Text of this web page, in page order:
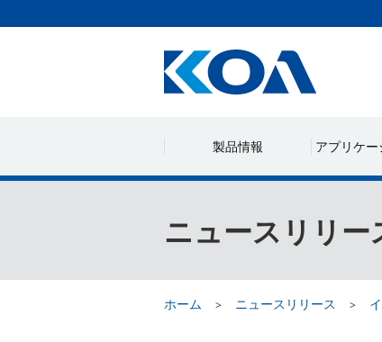
製品情報 アプリケ
ニュースリリー
ホーム ニュースリリース